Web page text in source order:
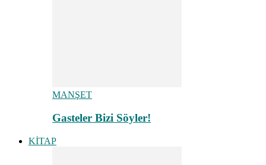
MANŞET
Gasteler Bizi Söyler!
KİTAP